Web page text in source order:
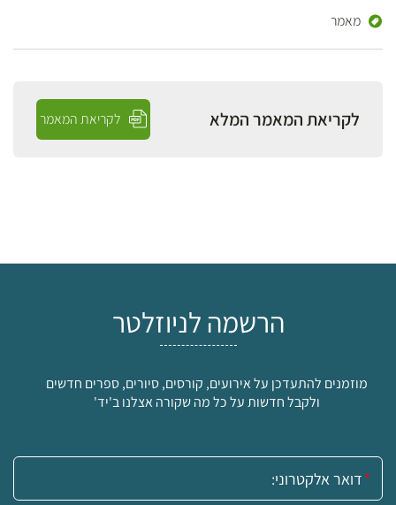
מאמר
לקריאת המאמר המלא לקריאת המאמר
הרשמה לניוזלטר
מוזמנים להתעדכן על אירועים, קורסים, סיורים, ספרים חדשים
ולקבל חדשות על כל מה שקורה אצלנו ב'יד'
אימייל: